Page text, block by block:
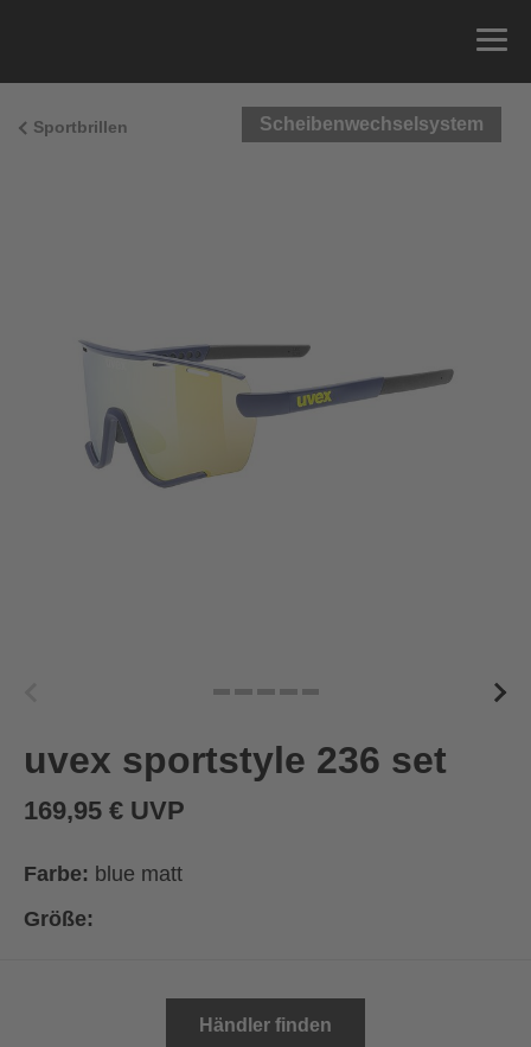
Sportbrillen Scheibenwechselsystem
uvex sportstyle 236 set
169,95 € UVP
Farbe: blue matt
Größe:
Händler finden